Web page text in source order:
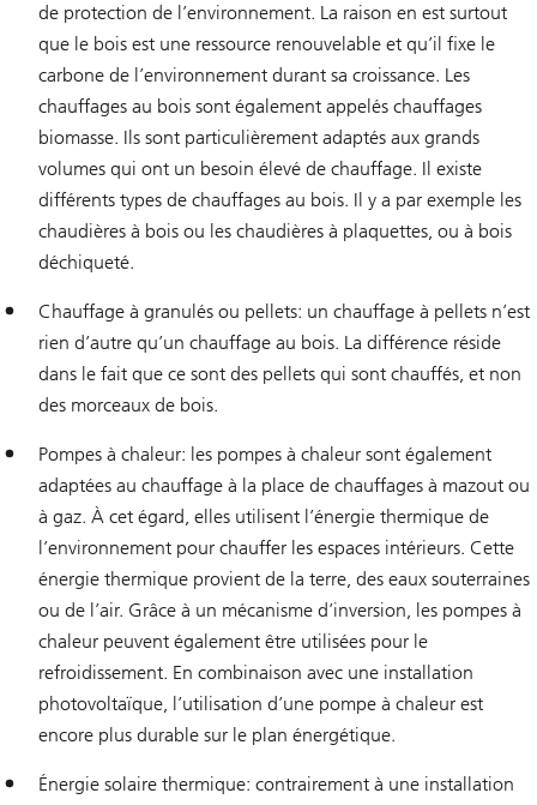
de protection de l’environnement. La raison en est surtout
que le bois est une ressource renouvelable et qu’il fixe le
carbone de l’environnement durant sa croissance. Les
chauffages au bois sont également appelés chauffages
biomasse. Ils sont particulièrement adaptés aux grands
volumes qui ont un besoin élevé de chauffage. Il existe
différents types de chauffages au bois. Il y a par exemple les
chaudières à bois ou les chaudières à plaquettes, ou à bois
déchiqueté.
Chauffage à granulés ou pellets: un chauffage à pellets n’est
rien d’autre qu’un chauffage au bois. La différence réside
dans le fait que ce sont des pellets qui sont chauffés, et non
des morceaux de bois.
Pompes à chaleur: les pompes à chaleur sont également
adaptées au chauffage à la place de chauffages à mazout ou
à gaz. À cet égard, elles utilisent l’énergie thermique de
l’environnement pour chauffer les espaces intérieurs. Cette
énergie thermique provient de la terre, des eaux souterraines
ou de l’air. Grâce à un mécanisme d’inversion, les pompes à
chaleur peuvent également être utilisées pour le
refroidissement. En combinaison avec une installation
photovoltaïque, l’utilisation d’une pompe à chaleur est
encore plus durable sur le plan énergétique.
Énergie solaire thermique: contrairement à une installation